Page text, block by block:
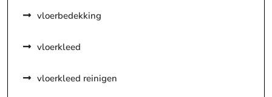
vloerbedekking
vloerkleed
vloerkleed reinigen